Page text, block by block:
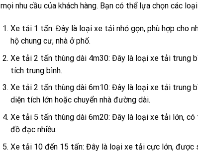
mọi nhu cầu của khách hàng. Bạn có thể lựa chọn các
Xe tải 1 tấn: Đây là loại xe tải nhỏ gọn, phù hợp cho
hộ chung cư, nhà ở phố.
Xe tải 2 tấn thùng dài 4m30: Đây là loại xe tải trung
tích trung bình.
Xe tải 2 tấn thùng dài 6m10: Đây là loại xe tải trung
diện tích lớn hoặc chuyển nhà đường dài.
Xe tải 5 tấn thùng dài 6m20: Đây là loại xe tải lớn, có
đồ đạc nhiều.
Xe tải 10 đến 15 tấn: Đây là loại xe tải cực lớn, được